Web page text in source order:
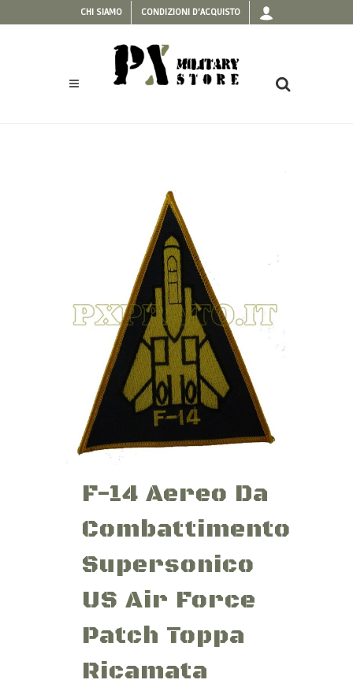
CHI SIAMO CONDIZIONI D'ACQUISTO
F-14 Aereo Da
Combattimento
Supersonico
US Air Force
Patch Toppa
Ricamata